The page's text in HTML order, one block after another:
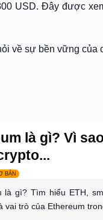
USD. Đây được
về sự bền vững của
là gì? Vì
BẢN
là gì? Tìm hiểu ETH,
vai trò của Ethereum